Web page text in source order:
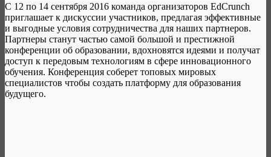
С 12 по 14 сентября 2016 команда организаторов EdCrunch
приглашает к дискуссии участников, предлагая эффективные
и выгодные условия сотрудничества для наших партнеров.
Партнеры станут частью самой большой и престижной
конференции об образовании, вдохновятся идеями и получат
доступ к передовым технологиям в сфере инновационного
обучения. Конференция соберет топовых мировых
специалистов чтобы создать платформу для образования
будущего.